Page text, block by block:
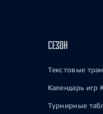
СЕЗОН
Текстовые
Календарь игр
Турнирные